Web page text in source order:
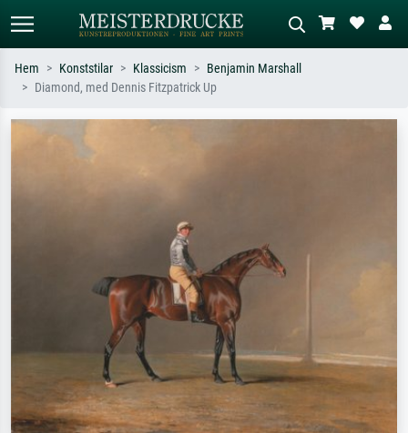
Sök efter konstnär, titel eller stil –
Hem Konststilar Klassicism
Benjamin Marshall
Diamond, med Dennis Fitzpatrick Up